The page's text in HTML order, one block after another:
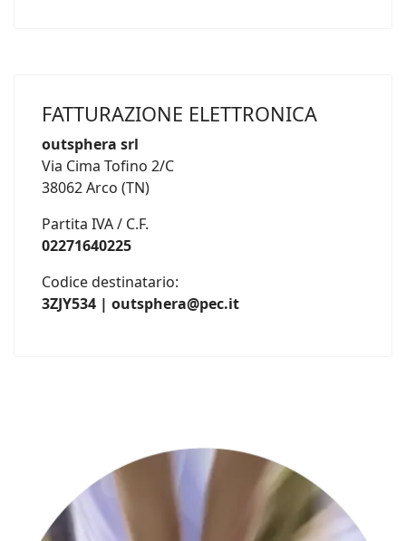
FATTURAZIONE ELETTRONICA
outsphera srl
Via Cima Tofino 2/C
38062 Arco (TN)
Partita IVA / C.F.
02271640225
Codice destinatario:
3ZJY534 | outsphera@pec.it